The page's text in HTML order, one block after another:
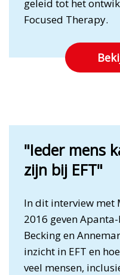
geleid tot het
Focused Therapy.
"Ieder mens
zijn bij EFT"
In dit interview met
2016 geven
Becking en
inzicht in EFT en
veel mensen,